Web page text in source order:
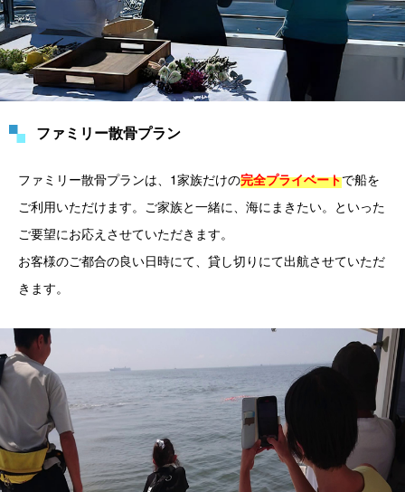
ファミリー散骨プラン
ファミリー散骨プランは、1家族だけの完全プライベートで船を
ご利用いただけます。ご家族と一緒に、海にまきたい。といった
ご要望にお応えさせていただきます。
お客様のご都合の良い日時にて、貸し切りにて出航させていただ
きます。